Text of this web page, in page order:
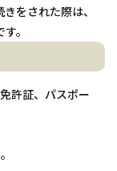
をされた際は、
。
許証、パスポー